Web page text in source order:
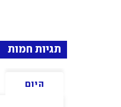
תגיות חמות
היום